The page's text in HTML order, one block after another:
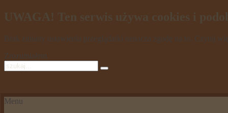
UWAGA! Ten serwis używa cookies i
Brak zmiany ustawienia przeglądarki oznacza zgodę na to. Czytaj
Zrozumiałem
Menu